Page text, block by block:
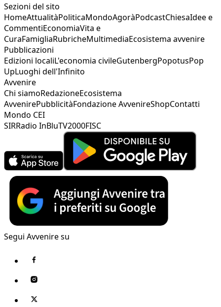
Sezioni del sito
HomeAttualitàPoliticaMondoAgoràPodcastChiesaIdee e
CommentiEconomiaVita e
CuraFamigliaRubricheMultimediaEcosistema avvenire
Pubblicazioni
Edizioni localiL'economia civileGutenbergPopotusPop
UpLuoghi dell'Infinito
Avvenire
Chi siamoRedazioneEcosistema
AvvenirePubblicitàFondazione AvvenireShopContatti
Mondo CEI
SIRRadio InBluTV2000FISC
Segui Avvenire su